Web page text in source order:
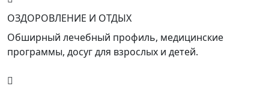
ОЗДОРОВЛЕНИЕ И ОТДЫХ
Обширный лечебный профиль, медицинские
программы, досуг для взрослых и детей.